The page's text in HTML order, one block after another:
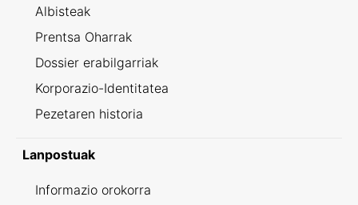
Albisteak
Prentsa Oharrak
Dossier erabilgarriak
Korporazio-Identitatea
Pezetaren historia
Lanpostuak
Informazio orokorra